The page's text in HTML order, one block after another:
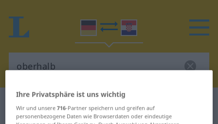
Deutsch-Kroatisch Übersetzung für
Ihre Privatsphäre ist uns wichtig
Wir und unsere716-Partner speichern und greifen auf
personenbezogene Daten wie Browserdaten oder eindeutige